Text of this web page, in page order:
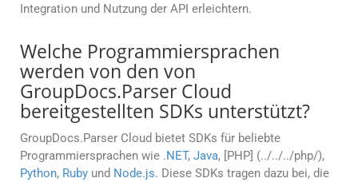
Integration und Nutzung der API erleichtern.
Welche Programmiersprachen
werden von den von
GroupDocs.Parser Cloud
bereitgestellten SDKs unterstützt?
GroupDocs.Parser Cloud bietet SDKs für beliebte
Programmiersprachen wie .NET, Java, [PHP] (../../../php/),
Python, Ruby und Node.js. Diese SDKs tragen dazu bei, die